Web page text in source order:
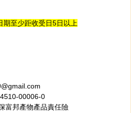
期至少距收受日5日以上
00006-0
富邦產物產品責任險